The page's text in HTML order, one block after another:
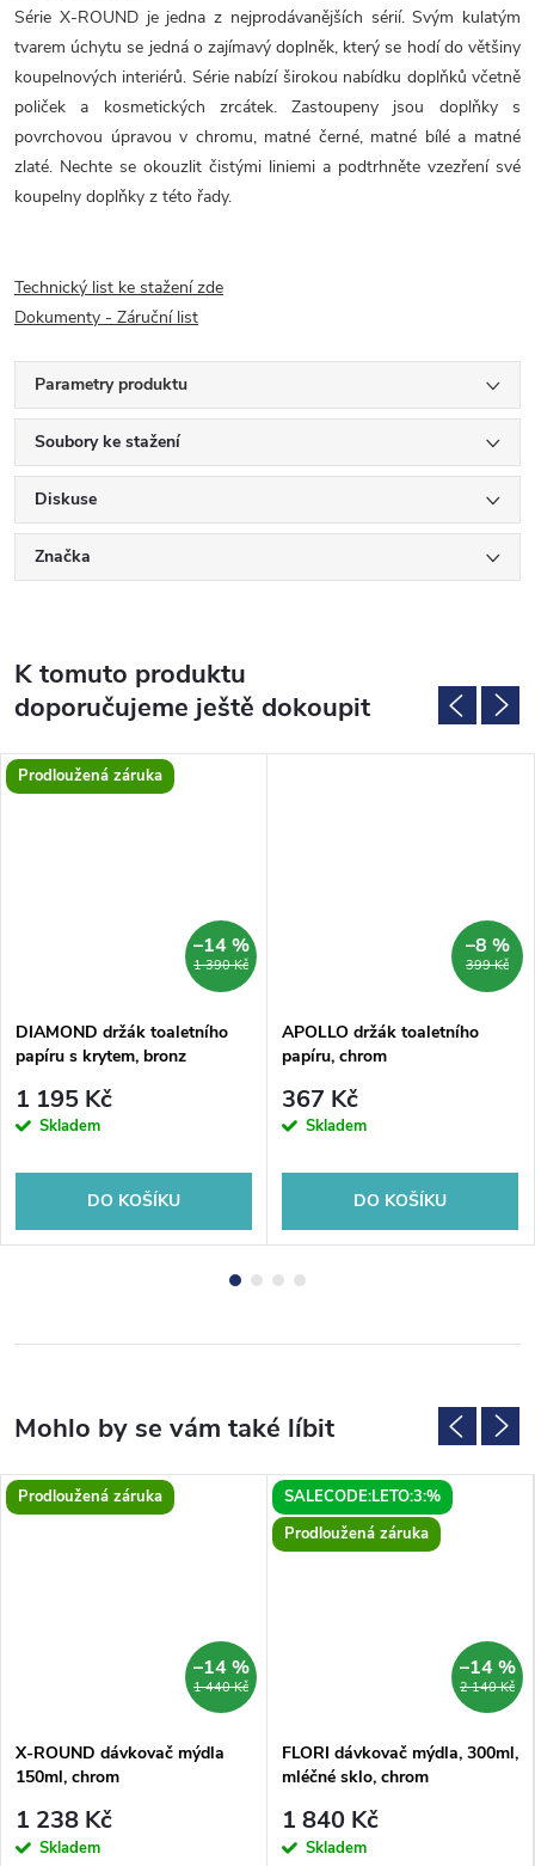
Série X-ROUND je jedna z nejprodávanějších sérií. Svým kulatým
tvarem úchytu se jedná o zajímavý doplněk, který se hodí do většiny
koupelnových interiérů. Série nabízí širokou nabídku doplňků včetně
poliček a kosmetických zrcátek. Zastoupeny jsou doplňky s
povrchovou úpravou v chromu, matné černé, matné bílé a matné
zlaté. Nechte se okouzlit čistými liniemi a podtrhněte vzezření své
koupelny doplňky z této řady.
Technický list ke stažení zde
Dokumenty - Záruční list
Parametry produktu
Soubory ke stažení
Diskuse
Značka
K tomuto produktu
doporučujeme ještě dokoupit
Prodloužená záruka
1 390 Kč
–14 %
DIAMOND držák toaletního
papíru s krytem, bronz
1 195 Kč
Skladem
DO KOŠÍKU
399 Kč
–8 %
APOLLO držák toaletního
papíru, chrom
367 Kč
Skladem
DO KOŠÍKU
Prodloužená záruka
1 440 Kč
–14 %
X-ROUND dávkovač mýdla
150ml, chrom
1 238 Kč
Skladem
SALECODE:LETO:3:%
Prodloužená záruka
2 140 Kč
–14 %
FLORI dávkovač mýdla, 300ml,
mléčné sklo, chrom
1 840 Kč
Skladem